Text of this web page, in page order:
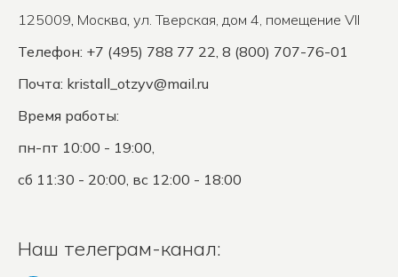
125009, Москва, ул. Тверская, дом 4, помещение VII
Телефон: +7 (495) 788 77 22, 8 (800) 707-76-01
Почта: kristall_otzyv@mail.ru
Время работы:
пн-пт 10:00 - 19:00,
сб 11:30 - 20:00, вс 12:00 - 18:00
Наш телеграм-канал: